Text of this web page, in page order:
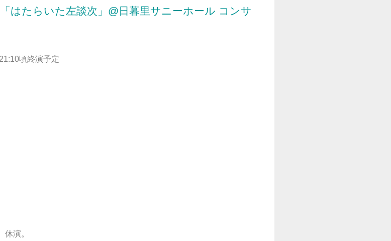
はたらいた左談次」@日暮里サニーホール コンサ
頃終演予定
演。